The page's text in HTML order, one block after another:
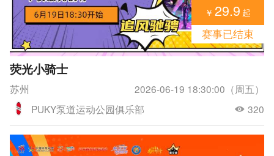
￥ 29.9 起
赛事已结束
荧光小骑士
苏州
2026-06-19 18:30:00（周五）
PUKY泵道运动公园俱乐部
320